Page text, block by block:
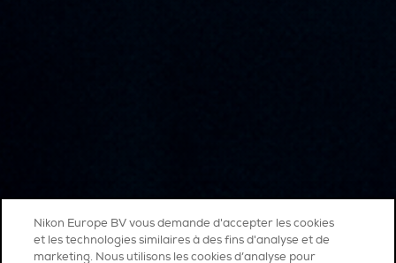
Nikon Europe BV vous demande d'accepter les cookies
et les technologies similaires à des fins d'analyse et de
marketing. Nous utilisons les cookies d’analyse pour